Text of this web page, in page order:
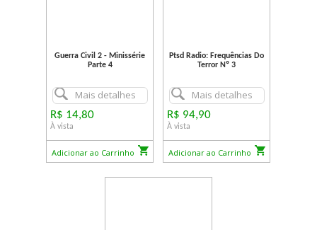
Guerra Civil 2 - Minissérie
Parte 4
Mais detalhes
R$ 14,80
À vista
Adicionar ao Carrinho
Ptsd Radio: Frequências Do
Terror Nº 3
Mais detalhes
R$ 94,90
À vista
Adicionar ao Carrinho